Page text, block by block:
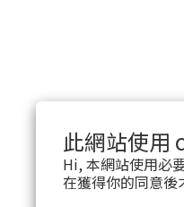
此網站使用
Hi, 本網站使用必
在獲得你的同意後